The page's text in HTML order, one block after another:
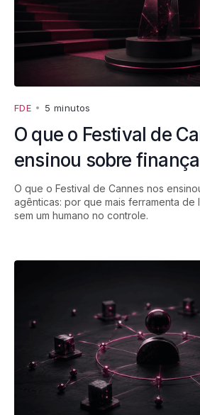
FDE • 5 minutos
O que o Festival de
ensinou sobre
O que o Festival de Cannes nos
agênticas: por que mais ferramenta de
sem um humano no controle.